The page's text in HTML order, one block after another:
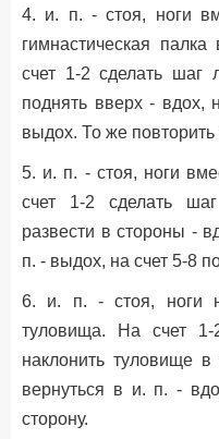
4. и. п. - стоя, ноги
гимнастическая
счет 1-2 сделать шаг
поднять вверх - вдох,
выдох. То же повторить
5. и. п. - стоя, ноги
счет 1-2 сделать
развести в стороны -
п. - выдох, на счет 5-8
6. и. п. - стоя, ноги
туловища. На счет
наклонить туловище
вернуться в и. п. -
сторону.